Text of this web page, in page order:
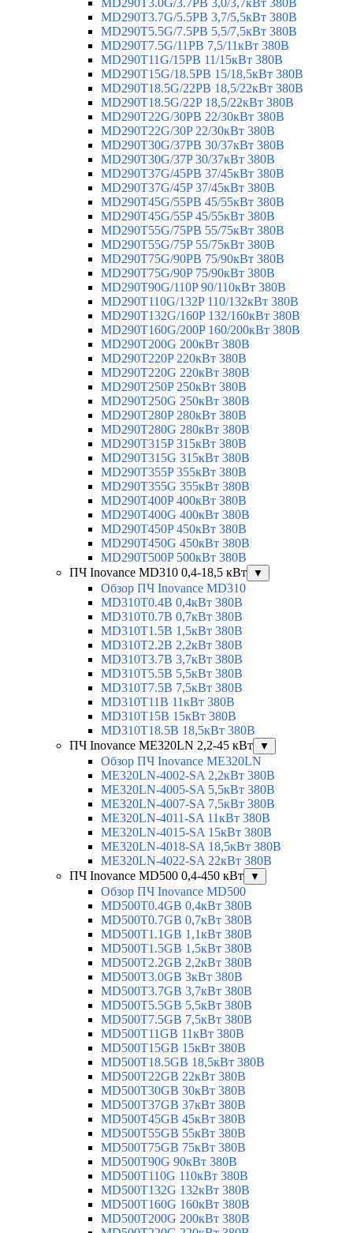
MD290T3.0G/3.7PB 3,0/3,7кВт 380В
MD290T3.7G/5.5PB 3,7/5,5кВт 380В
MD290T5.5G/7.5PB 5,5/7,5кВт 380В
MD290T7.5G/11PB 7,5/11кВт 380В
MD290T11G/15PB 11/15кВт 380В
MD290T15G/18.5PB 15/18,5кВт 380В
MD290T18.5G/22PB 18,5/22кВт 380В
MD290T18.5G/22P 18,5/22кВт 380В
MD290T22G/30PB 22/30кВт 380В
MD290T22G/30P 22/30кВт 380В
MD290T30G/37PB 30/37кВт 380В
MD290T30G/37P 30/37кВт 380В
MD290T37G/45PB 37/45кВт 380В
MD290T37G/45P 37/45кВт 380В
MD290T45G/55PB 45/55кВт 380В
MD290T45G/55P 45/55кВт 380В
MD290T55G/75PB 55/75кВт 380В
MD290T55G/75P 55/75кВт 380В
MD290T75G/90PB 75/90кВт 380В
MD290T75G/90P 75/90кВт 380В
MD290T90G/110P 90/110кВт 380В
MD290T110G/132P 110/132кВт 380В
MD290T132G/160P 132/160кВт 380В
MD290T160G/200P 160/200кВт 380В
MD290T200G 200кВт 380В
MD290T220P 220кВт 380В
MD290T220G 220кВт 380В
MD290T250P 250кВт 380В
MD290T250G 250кВт 380В
MD290T280P 280кВт 380В
MD290T280G 280кВт 380В
MD290T315P 315кВт 380В
MD290T315G 315кВт 380В
MD290T355P 355кВт 380В
MD290T355G 355кВт 380В
MD290T400P 400кВт 380В
MD290T400G 400кВт 380В
MD290T450P 450кВт 380В
MD290T450G 450кВт 380В
MD290T500P 500кВт 380В
ПЧ Inovance MD310 0,4-18,5 кВт
▼
Обзор ПЧ Inovance MD310
MD310T0.4B 0,4кВт 380В
MD310T0.7B 0,7кВт 380В
MD310T1.5B 1,5кВт 380В
MD310T2.2B 2,2кВт 380В
MD310T3.7B 3,7кВт 380В
MD310T5.5B 5,5кВт 380В
MD310T7.5B 7,5кВт 380В
MD310T11B 11кВт 380В
MD310T15B 15кВт 380В
MD310T18.5B 18,5кВт 380В
ПЧ Inovance ME320LN 2,2-45 кВт
▼
Обзор ПЧ Inovance ME320LN
ME320LN-4002-SA 2,2кВт 380В
ME320LN-4005-SA 5,5кВт 380В
ME320LN-4007-SA 7,5кВт 380В
ME320LN-4011-SA 11кВт 380В
ME320LN-4015-SA 15кВт 380В
ME320LN-4018-SA 18,5кВт 380В
ME320LN-4022-SA 22кВт 380В
ПЧ Inovance MD500 0,4-450 кВт
▼
Обзор ПЧ Inovance MD500
MD500T0.4GB 0,4кВт 380В
MD500T0.7GB 0,7кВт 380В
MD500T1.1GB 1,1кВт 380В
MD500T1.5GB 1,5кВт 380В
MD500T2.2GB 2,2кВт 380В
MD500T3.0GB 3кВт 380В
MD500T3.7GB 3,7кВт 380В
MD500T5.5GB 5,5кВт 380В
MD500T7.5GB 7,5кВт 380В
MD500T11GB 11кВт 380В
MD500T15GB 15кВт 380В
MD500T18.5GB 18,5кВт 380В
MD500T22GB 22кВт 380В
MD500T30GB 30кВт 380В
MD500T37GB 37кВт 380В
MD500T45GB 45кВт 380В
MD500T55GB 55кВт 380В
MD500T75GB 75кВт 380В
MD500T90G 90кВт 380В
MD500T110G 110кВт 380В
MD500T132G 132кВт 380В
MD500T160G 160кВт 380В
MD500T200G 200кВт 380В